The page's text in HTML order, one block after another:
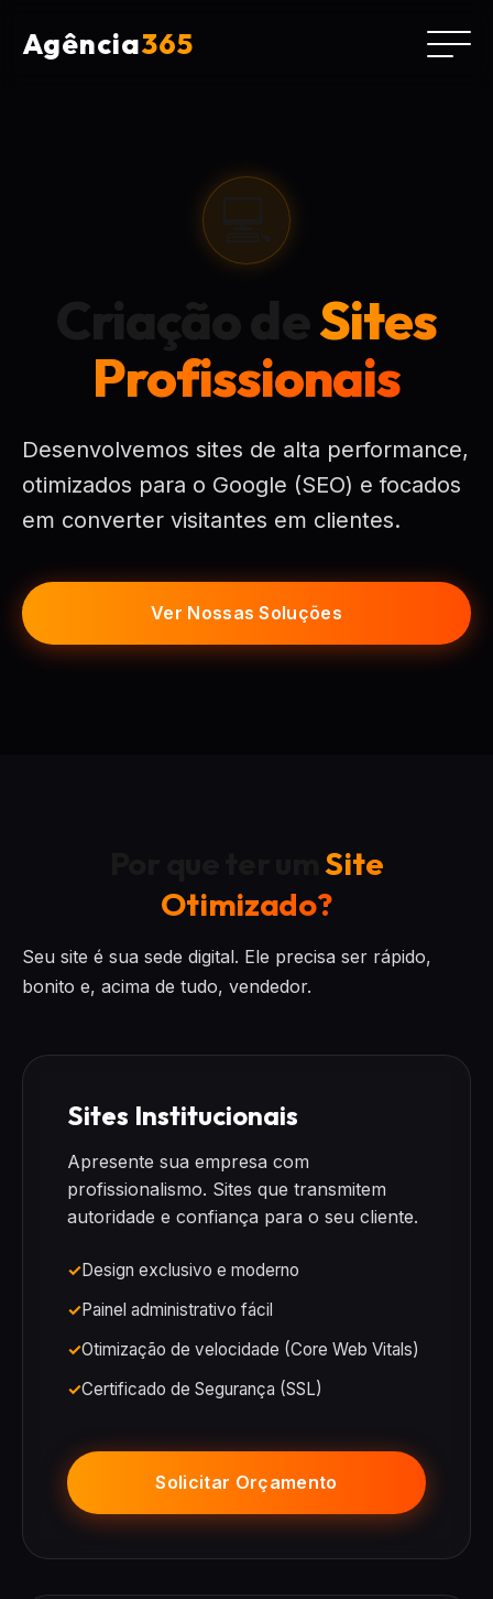
Agência365
Sites
Profissionais
Desenvolvemos sites de alta performance,
otimizados para o Google (SEO) e focados
em converter visitantes em clientes.
Ver Nossas Soluções
Por que ter umSite
Otimizado?
Seu site é sua sede digital. Ele precisa ser rápido,
bonito e, acima de tudo, vendedor.
Sites Institucionais
Apresente sua empresa com
profissionalismo. Sites que transmitem
autoridade e confiança para o seu cliente.
Design exclusivo e moderno
Painel administrativo fácil
Otimização de velocidade (Core Web Vitals)
Certificado de Segurança (SSL)
Solicitar Orçamento